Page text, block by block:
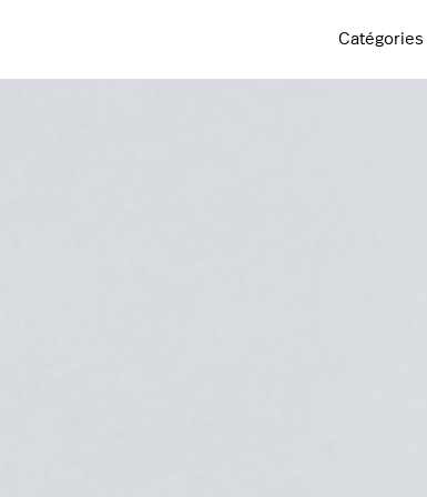
Catégories